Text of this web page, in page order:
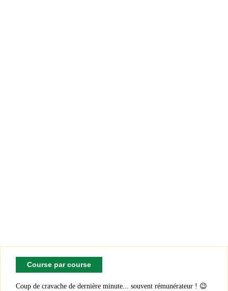
Course par course
Coup de cravache de dernière minute... souvent rémunérateur ! 😉